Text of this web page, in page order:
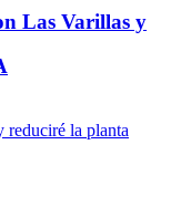
Las Varillas y